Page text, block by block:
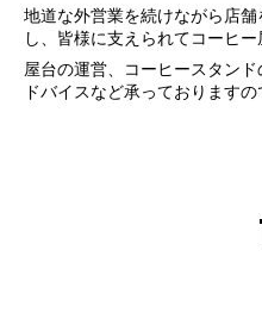
地道な外営業を続けながら店
し、皆様に支えられてコーヒ
屋台の運営、コーヒースタン
ドバイスなど承っております